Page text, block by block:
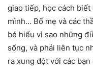
giao tiếp, học cách
mình… Bố mẹ và các
bé hiểu vì sao những
sống, và phải liên tục
ra xung đột với các bạn